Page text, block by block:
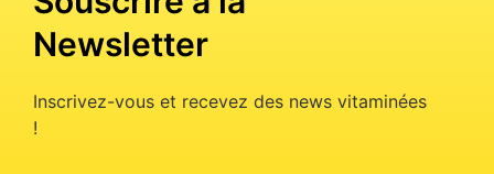
Newsletter
Inscrivez-vous et recevez des news vitaminées
!